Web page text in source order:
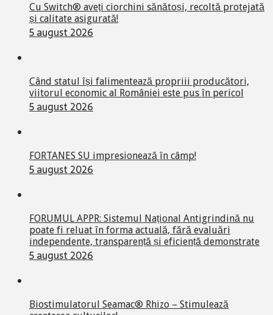
Cu Switch® aveți ciorchini sănătoși, recoltă protejată
și calitate asigurată!
5 august 2026
Când statul își falimentează propriii producători,
viitorul economic al României este pus în pericol
5 august 2026
FORTANES SU impresionează în câmp!
5 august 2026
FORUMUL APPR: Sistemul Național Antigrindină nu
poate fi reluat în forma actuală, fără evaluări
independente, transparență și eficiență demonstrate
5 august 2026
Biostimulatorul Seamac® Rhizo – Stimulează